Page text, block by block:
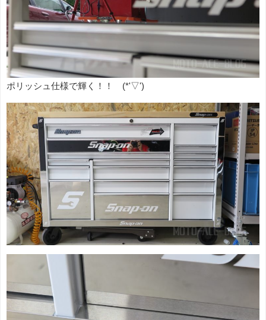
ポリッシュ仕様で輝く！！ (*'▽')